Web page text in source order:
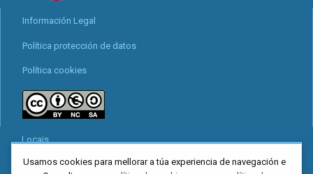
Información Legal
Política protección de datos
Política cookies
Locais
Mapa web
Usamos cookies para mellorar a túa experiencia de navegación e